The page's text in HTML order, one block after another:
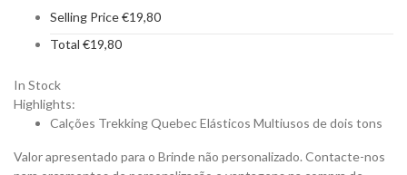
Selling Price€19,80
Total €19,80
In Stock
Highlights:
Calções Trekking Quebec Elásticos Multiusos de dois tons
Valor apresentado para o Brinde não personalizado. Contacte-nos